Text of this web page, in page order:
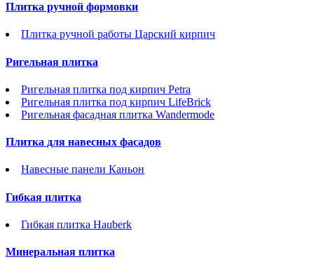
Плитка ручной формовки
Плитка ручной работы Царский кирпич
Ригельная плитка
Ригельная плитка под кирпич Petra
Ригельная плитка под кирпич LifeBrick
Ригельная фасадная плитка Wandermode
Плитка для навесных фасадов
Навесные панели Каньон
Гибкая плитка
Гибкая плитка Hauberk
Минеральная плитка